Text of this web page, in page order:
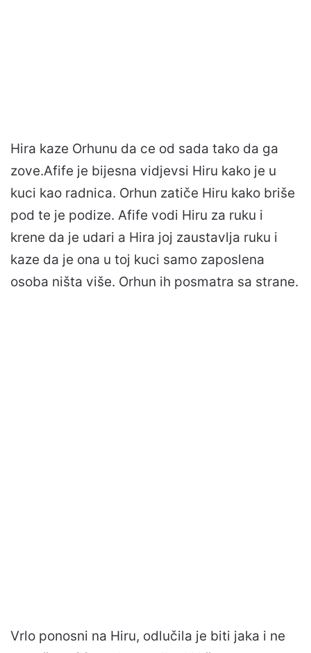
Hira kaze Orhunu da ce od sada tako da ga
zove.Afife je bijesna vidjevsi Hiru kako je u
kuci kao radnica. Orhun zatiče Hiru kako briše
pod te je podize. Afife vodi Hiru za ruku i
krene da je udari a Hira joj zaustavlja ruku i
kaze da je ona u toj kuci samo zaposlena
osoba ništa više. Orhun ih posmatra sa strane.
Vrlo ponosni na Hiru, odlučila je biti jaka i ne